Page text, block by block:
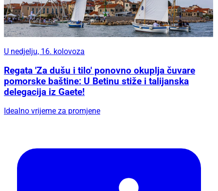
U nedjelju, 16. kolovoza
Regata 'Za dušu i tilo' ponovno okuplja čuvare
pomorske baštine: U Betinu stiže i talijanska
delegacija iz Gaete!
Idealno vrijeme za promjene